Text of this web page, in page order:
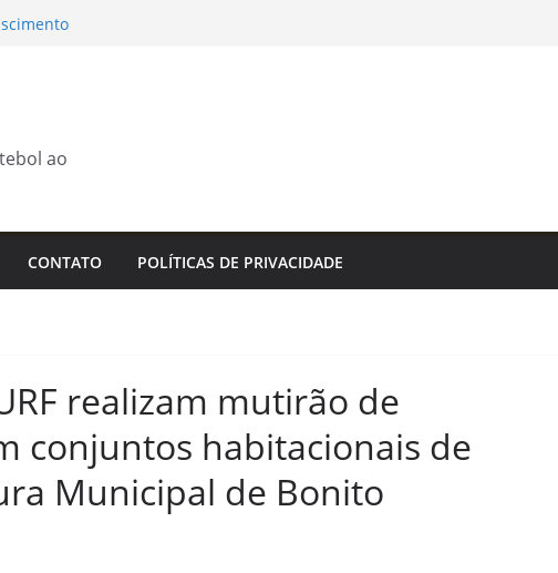
e entende que acolher é salvar vidas
Guaratinguetá
ao
CONTATO POLÍTICAS DE PRIVACIDADE
realizam mutirão de
conjuntos habitacionais de
Municipal de Bonito